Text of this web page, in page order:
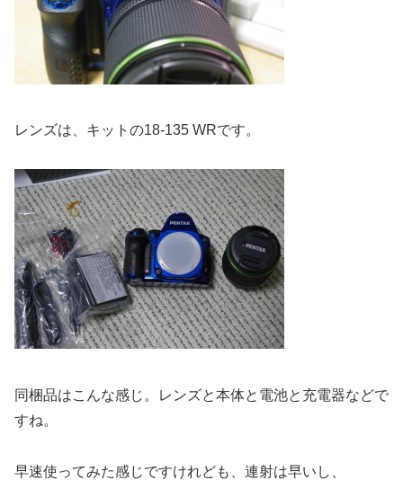
レンズは、キットの18-135 WRです。
同梱品はこんな感じ。レンズと本体と電池と充電器などで
すね。
早速使ってみた感じですけれども、連射は早いし、